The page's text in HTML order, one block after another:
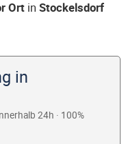
Ort in Stockelsdorf
in
24h · 100%